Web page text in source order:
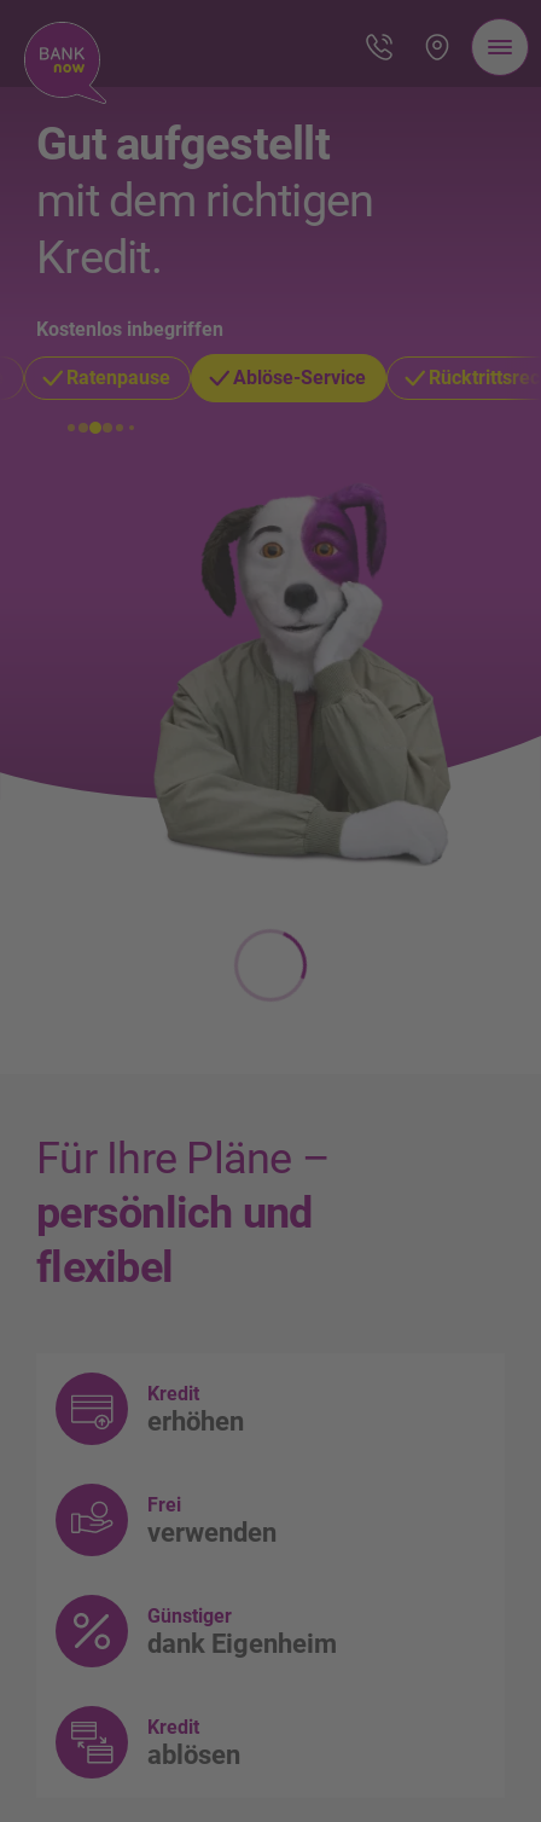
Gut aufgestellt
mit dem richtigen
Kredit.
Kostenlos inbegriffen
Ratenpause Ablöse-Service
Für Ihre Pläne –
persönlich und
flexibel
Kredit
erhöhen
Frei
verwenden
Günstiger
dank Eigenheim
Kredit
ablösen